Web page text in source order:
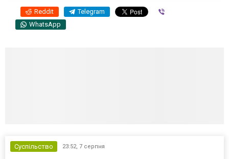
Reddit Telegram
WhatsApp
Суспільство 23:52, 7 серпня